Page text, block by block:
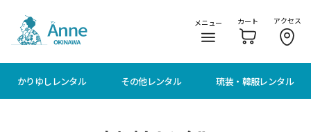
メニュー カート アクセス
かりゆしレンタル その他レンタル 琉装・韓服レンタル